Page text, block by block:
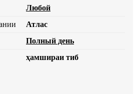
Любой
Атлас
Полный день
ҳамшираи тиб